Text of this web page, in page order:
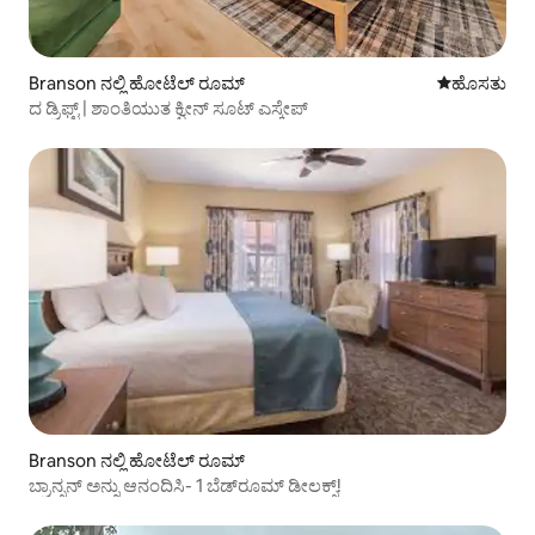
Branson ನಲ್ಲಿ ಹೋಟೆಲ್ ರೂಮ್ ವಾಸ್ತವ್ಯ
ಹೊಸತು
ದ ಡ್ರಿಫ್ಟ್ | ಶಾಂತಿಯುತ ಕ್ವೀನ್ ಸೂಟ್ ಎಸ್ಕೇಪ್
Branson ನಲ್ಲಿ ಹೋಟೆಲ್ ರೂಮ್
ಬ್ರಾನ್ಸನ್ ಅನ್ನು ಆನಂದಿಸಿ- 1 ಬೆಡ್‌ರೂಮ್ ಡೀಲಕ್ಸ್!